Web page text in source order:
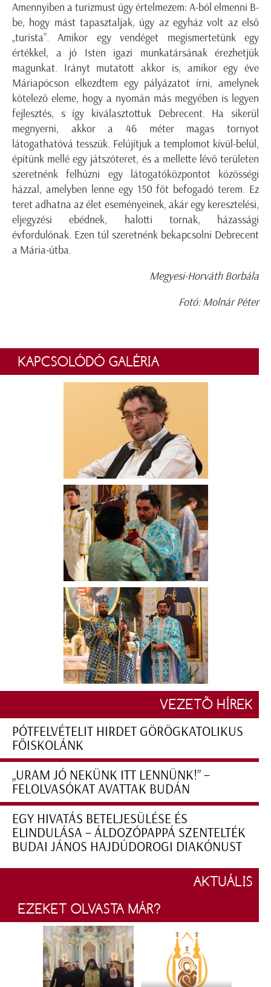
Amennyiben a turizmust úgy értelmezem: A-ból elmenni B-
be, hogy mást tapasztaljak, úgy az egyház volt az első
„turista”. Amikor egy vendéget megismertetünk egy
értékkel, a jó Isten igazi munkatársának érezhetjük
magunkat. Irányt mutatott akkor is, amikor egy éve
Máriapócson elkezdtem egy pályázatot írni, amelynek
kötelező eleme, hogy a nyomán más megyében is legyen
fejlesztés, s így kiválasztottuk Debrecent. Ha sikerül
megnyerni, akkor a 46 méter magas tornyot
látogathatóvá tesszük. Felújítjuk a templomot kívül-belül,
építünk mellé egy játszóteret, és a mellette lévő területen
szeretnénk felhúzni egy látogatóközpontot közösségi
házzal, amelyben lenne egy 150 főt befogadó terem. Ez
teret adhatna az élet eseményeinek, akár egy keresztelési,
eljegyzési ebédnek, halotti tornak, házassági
évfordulónak. Ezen túl szeretnénk bekapcsolni Debrecent
a Mária-útba.
Megyesi-Horváth Borbála
Fotó: Molnár Péter
KAPCSOLÓDÓ GALÉRIA
VEZETŐ HÍREK
PÓTFELVÉTELIT HIRDET GÖRÖGKATOLIKUS
FŐISKOLÁNK
„URAM JÓ NEKÜNK ITT LENNÜNK!” –
FELOLVASÓKAT AVATTAK BUDÁN
EGY HIVATÁS BETELJESÜLÉSE ÉS
ELINDULÁSA – ÁLDOZÓPAPPÁ SZENTELTÉK
BUDAI JÁNOS HAJDÚDOROGI DIAKÓNUST
AKTUÁLIS
EZEKET OLVASTA MÁR?